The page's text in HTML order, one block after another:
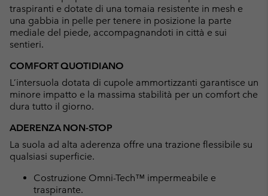
traspiranti e dotate di una tomaia resistente in mesh e
una gabbia in pelle per tenere in posizione la parte
mediale del piede, accompagnandoti in città e sui
sentieri.
COMFORT QUOTIDIANO
L’intersuola dotata di cupole ammortizzanti garantisce un
minore impatto e la massima stabilità per un comfort che
dura tutto il giorno.
ADERENZA NON-STOP
La suola ad alta aderenza offre una trazione flessibile su
qualsiasi superficie.
Costruzione Omni-Tech™ impermeabile e
traspirante.